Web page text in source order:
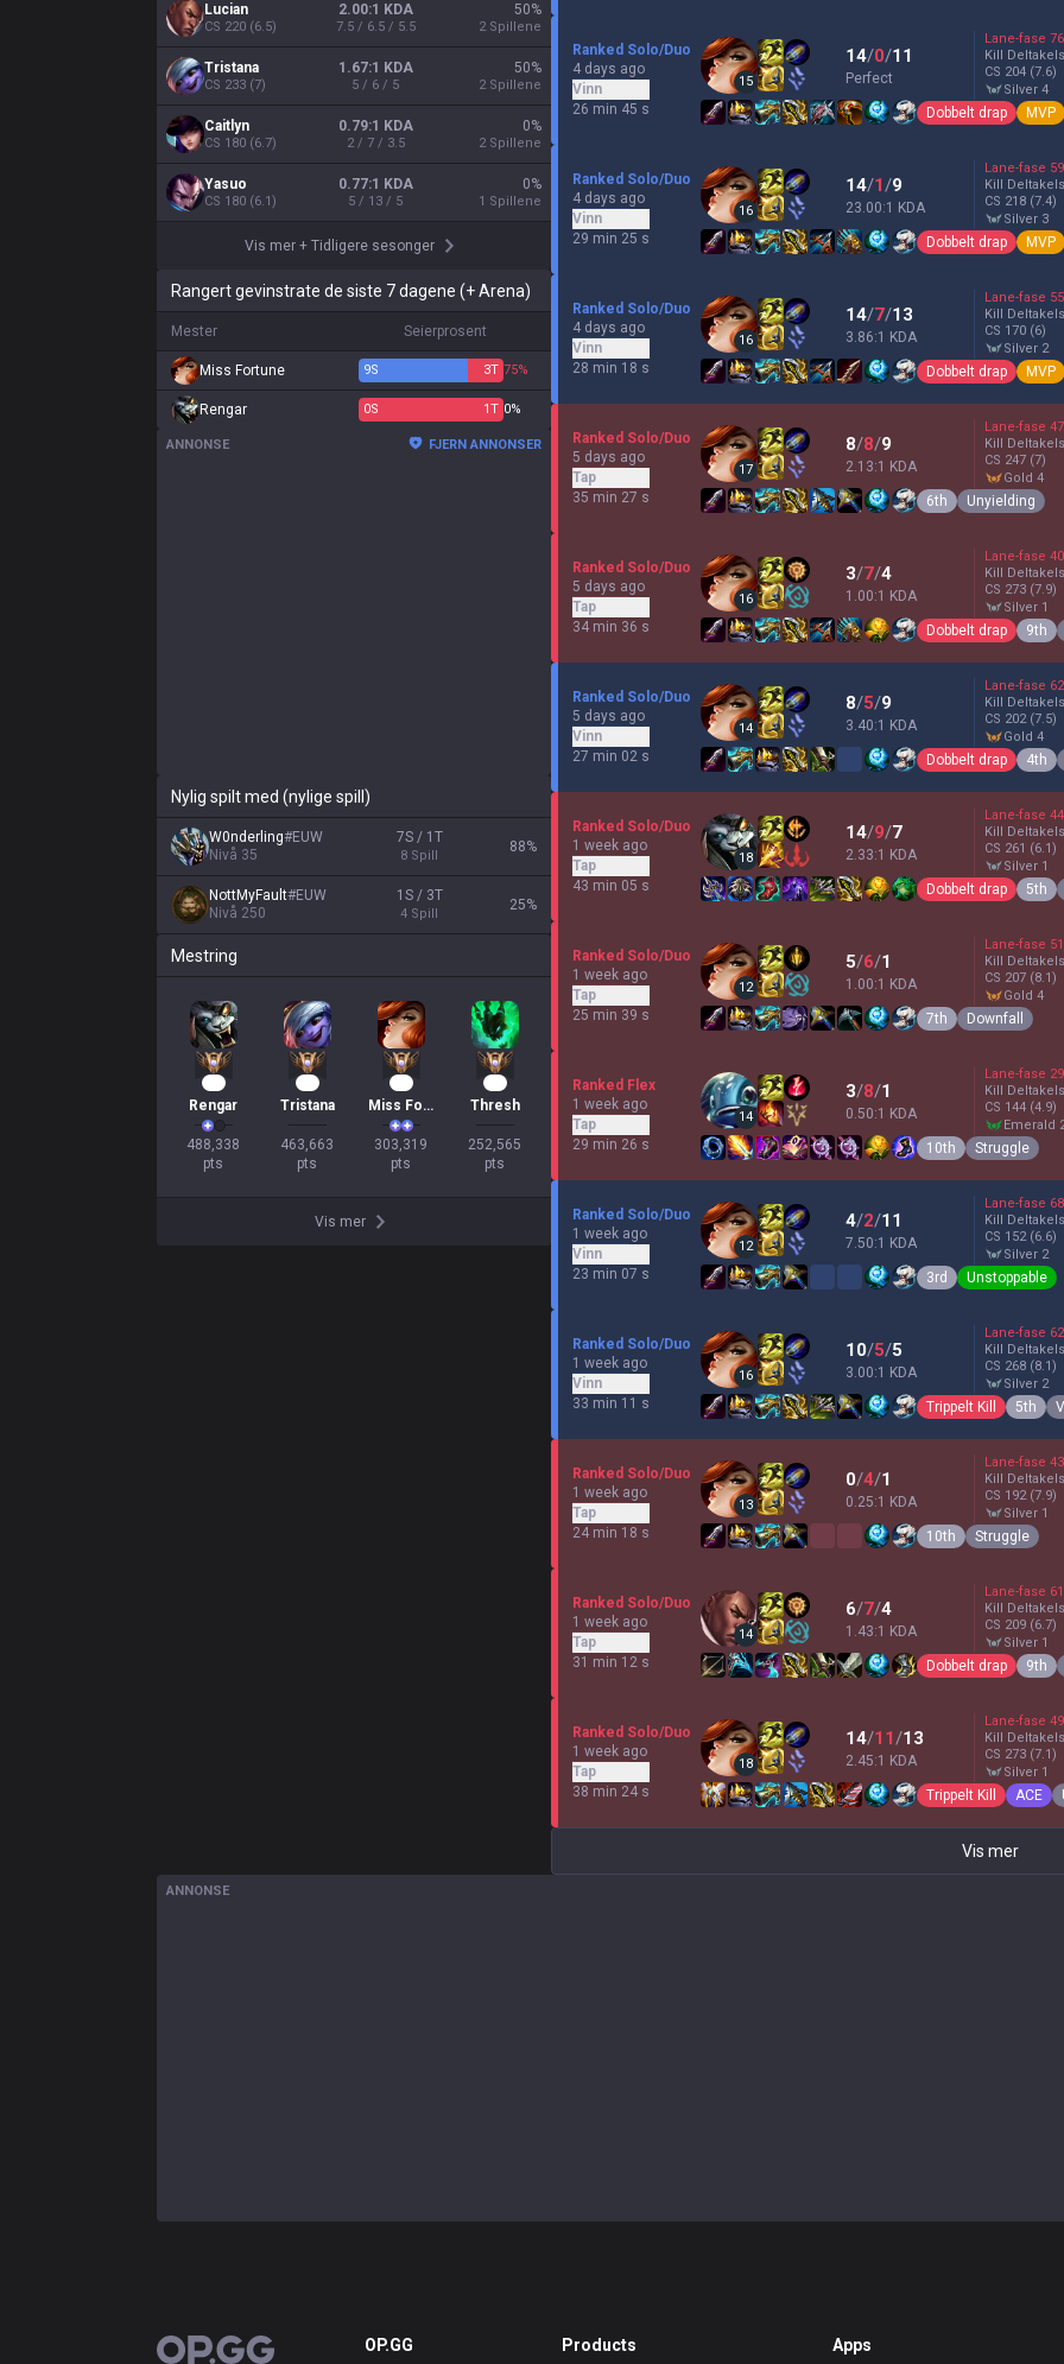
Lucian
CS 220 (6.5)
2.00:1 KDA
7.5 / 6.5 / 5.5
50%
2 Spillene
Tristana
CS 233 (7)
1.67:1 KDA
5 / 6 / 5
50%
2 Spillene
Caitlyn
CS 180 (6.7)
0.79:1 KDA
2 / 7 / 3.5
0%
2 Spillene
Yasuo
CS 180 (6.1)
0.77:1 KDA
5 / 13 / 5
0%
1 Spillene
Vis mer + Tidligere sesonger
Rangert gevinstrate de siste 7 dagene (+ Arena)
Mester Seierprosent
Miss Fortune 9S 3T 75%
Rengar 0S 1T 0%
ANNONSE FJERN ANNONSER
Nylig spilt med (nylige spill)
W0nderling#EUW
Nivå 35
7S / 1T
8 Spill
88%
NottMyFault#EUW
Nivå 250
1S / 3T
4 Spill
25%
Mestring
Rengar
488,338
pts
Tristana
463,663
pts
Miss Fortune
303,319
pts
Thresh
252,565
pts
Vis mer
Ranked Solo/Duo
4 days ago
Vinn
26 min 45 s
15
14/0/11
Perfect
Lane-fase 76
Kill
CS 204 (7.6)
silver 4
Dobbelt drap MVP
Ranked Solo/Duo
4 days ago
Vinn
29 min 25 s
16
14/1/9
23.00:1 KDA
Lane-fase 59
Kill
CS 218 (7.4)
silver 3
Dobbelt drap MVP
Ranked Solo/Duo
4 days ago
Vinn
28 min 18 s
16
14/7/13
3.86:1 KDA
Lane-fase 55
Kill
CS 170 (6)
silver 2
Dobbelt drap MVP
Ranked Solo/Duo
5 days ago
Tap
35 min 27 s
17
8/8/9
2.13:1 KDA
Lane-fase 47
Kill
CS 247 (7)
gold 4
6th Unyielding
Ranked Solo/Duo
5 days ago
Tap
34 min 36 s
16
3/7/4
1.00:1 KDA
Lane-fase 40
Kill
CS 273 (7.9)
silver 1
Dobbelt drap 9th
Ranked Solo/Duo
5 days ago
Vinn
27 min 02 s
14
8/5/9
3.40:1 KDA
Lane-fase 62
Kill
CS 202 (7.5)
gold 4
Dobbelt drap 4th
Ranked Solo/Duo
1 week ago
Tap
43 min 05 s
18
14/9/7
2.33:1 KDA
Lane-fase 44
Kill
CS 261 (6.1)
silver 1
Dobbelt drap 5th
Ranked Solo/Duo
1 week ago
Tap
25 min 39 s
12
5/6/1
1.00:1 KDA
Lane-fase 51
Kill
CS 207 (8.1)
gold 4
7th Downfall
Ranked Flex
1 week ago
Tap
29 min 26 s
14
3/8/1
0.50:1 KDA
Lane-fase 29
Kill
CS 144 (4.9)
emerald
10th Struggle
Ranked Solo/Duo
1 week ago
Vinn
23 min 07 s
12
4/2/11
7.50:1 KDA
Lane-fase 68
Kill
CS 152 (6.6)
silver 2
3rd Unstoppable
Ranked Solo/Duo
1 week ago
Vinn
33 min 11 s
16
10/5/5
3.00:1 KDA
Lane-fase 62
Kill
CS 268 (8.1)
silver 2
Trippelt Kill 5th
Ranked Solo/Duo
1 week ago
Tap
24 min 18 s
13
0/4/1
0.25:1 KDA
Lane-fase 43
Kill
CS 192 (7.9)
silver 1
10th Struggle
Ranked Solo/Duo
1 week ago
Tap
31 min 12 s
14
6/7/4
1.43:1 KDA
Lane-fase 61
Kill
CS 209 (6.7)
silver 1
Dobbelt drap 9th
Ranked Solo/Duo
1 week ago
Tap
38 min 24 s
18
14/11/13
2.45:1 KDA
Lane-fase 49
Kill
CS 273 (7.1)
silver 1
Trippelt Kill ACE
Vis mer
ANNONSE
OP.GG OP.GG Products Apps